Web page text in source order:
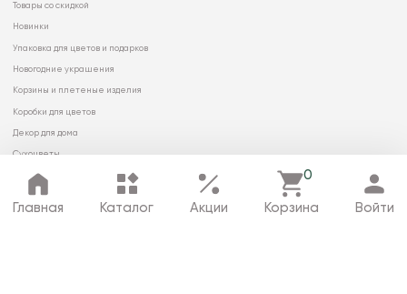
Главная Каталог Акции
0
Корзина Войти
Товары со скидкой
Новинки
Упаковка для цветов и подарков
Новогодние украшения
Корзины и плетеные изделия
Коробки для цветов
Декор для дома
Сухоцветы
© 2026 ООО «МИРРЭЙ»